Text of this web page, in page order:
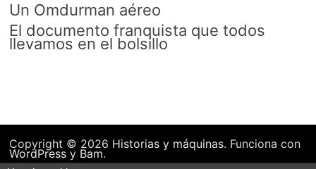
Un Omdurman aéreo
El documento franquista que todos
llevamos en el bolsillo
Copyright © 2026 Historias y máquinas. Funciona con
WordPressy Bam.